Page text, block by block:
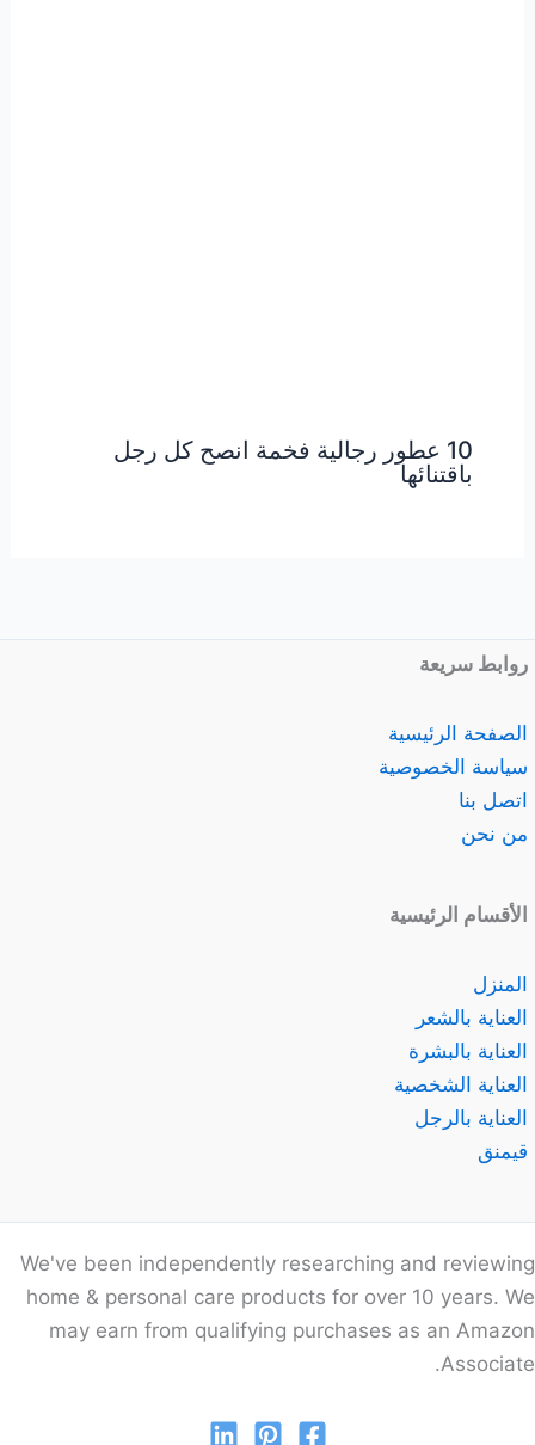
10 عطور رجالية فخمة انصح كل رجل
باقتنائها
روابط سريعة
الصفحة الرئيسية
سياسة الخصوصية
اتصل بنا
من نحن
الأقسام الرئيسية
المنزل
العناية بالشعر
العناية بالبشرة
العناية الشخصية
العناية بالرجل
قيمنق
We've been independently researching and reviewing
home & personal care products for over 10 years. We
may earn from qualifying purchases as an Amazon
Associate.